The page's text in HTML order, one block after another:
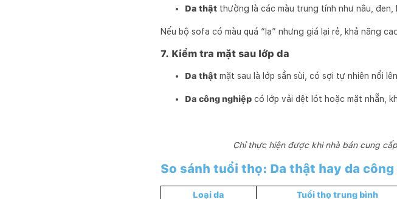
Da thật thường là các màu trung tính như nâu, đen,
Nếu bộ sofa có màu quá “lạ” nhưng giá lại rẻ, khả năng
7. Kiểm tra mặt sau lớp da
Da thật mặt sau là lớp sần sùi, có sợi tự nhiên nổi
Da công nghiệp có lớp vải dệt lót hoặc mặt nhẵn,
Chỉ thực hiện được khi nhà bán cung
So sánh tuổi thọ: Da thật hay da
Loại da Tuổi thọ trung bình